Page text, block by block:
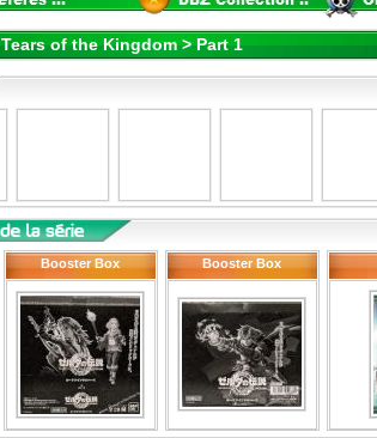
of the Kingdom > Part 1
Booster Box Booster Box